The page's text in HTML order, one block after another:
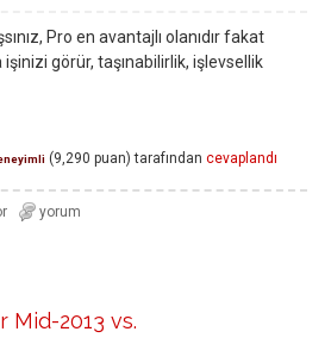
Pro en avantajlı olanıdır fakat
görür, taşınabilirlik, işlevsellik
(9,290 puan) tarafından cevaplandı
Mid-2013 vs.